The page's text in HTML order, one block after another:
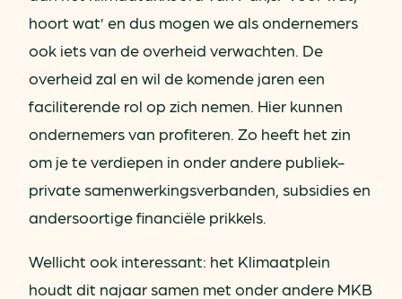
hoort wat’ en dus mogen we als ondernemers
ook iets van de overheid verwachten. De
overheid zal en wil de komende jaren een
faciliterende rol op zich nemen. Hier kunnen
ondernemers van profiteren. Zo heeft het zin
om je te verdiepen in onder andere publiek-
private samenwerkingsverbanden, subsidies en
andersoortige financiële prikkels.
Wellicht ook interessant: het Klimaatplein
houdt dit najaar samen met onder andere MKB